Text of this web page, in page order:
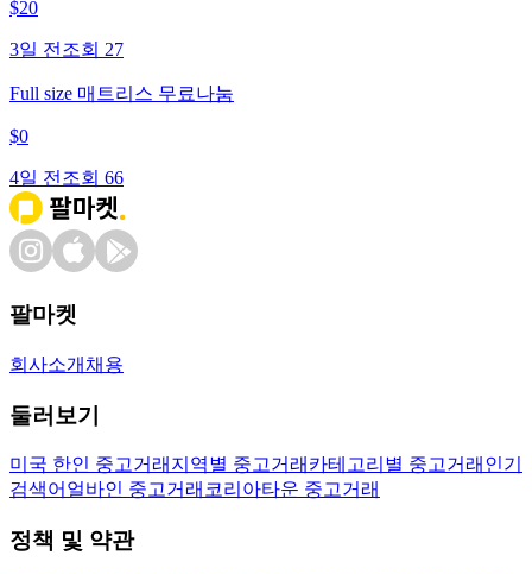
$20
3일 전 조회 27
Full size 매트리스 무료나눔
$0
4일 전 조회 66
팔마켓
회사소개 채용
둘러보기
미국 한인 중고거래 지역별 중고거래 카테고리별 중고거래 인기
검색어 얼바인 중고거래 코리아타운 중고거래
정책 및 약관